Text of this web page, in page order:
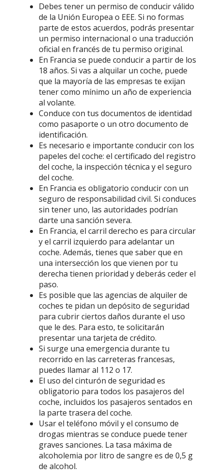
Debes tener un permiso de conducir válido
de la Unión Europea o EEE. Si no formas
parte de estos acuerdos, podrás presentar
un permiso internacional o una traducción
oficial en francés de tu permiso original.
En Francia se puede conducir a partir de los
18 años. Si vas a alquilar un coche, puede
que la mayoría de las empresas te exijan
tener como mínimo un año de experiencia
al volante.
Conduce con tus documentos de identidad
como pasaporte o un otro documento de
identificación.
Es necesario e importante conducir con los
papeles del coche: el certificado del registro
del coche, la inspección técnica y el seguro
del coche.
En Francia es obligatorio conducir con un
seguro de responsabilidad civil. Si conduces
sin tener uno, las autoridades podrían
darte una sanción severa.
En Francia, el carril derecho es para circular
y el carril izquierdo para adelantar un
coche. Además, tienes que saber que en
una intersección los que vienen por tu
derecha tienen prioridad y deberás ceder el
paso.
Es posible que las agencias de alquiler de
coches te pidan un depósito de seguridad
para cubrir ciertos daños durante el uso
que le des. Para esto, te solicitarán
presentar una tarjeta de crédito.
Si surge una emergencia durante tu
recorrido en las carreteras francesas,
puedes llamar al 112 o 17.
El uso del cinturón de seguridad es
obligatorio para todos los pasajeros del
coche, incluidos los pasajeros sentados en
la parte trasera del coche.
Usar el teléfono móvil y el consumo de
drogas mientras se conduce puede tener
graves sanciones. La tasa máxima de
alcoholemia por litro de sangre es de 0,5 g
de alcohol.